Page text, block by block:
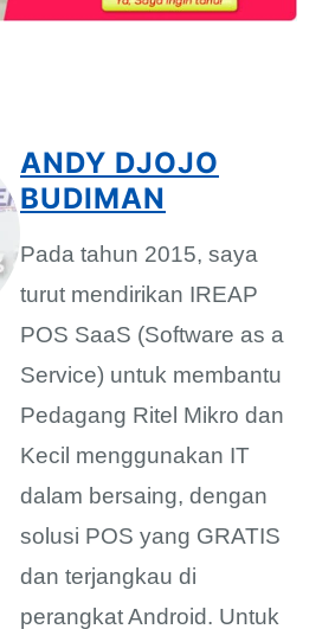
ANDY DJOJO
BUDIMAN
Pada tahun 2015, saya
turut mendirikan IREAP
POS SaaS (Software as a
Service) untuk membantu
Pedagang Ritel Mikro dan
Kecil menggunakan IT
dalam bersaing, dengan
solusi POS yang GRATIS
dan terjangkau di
perangkat Android. Untuk